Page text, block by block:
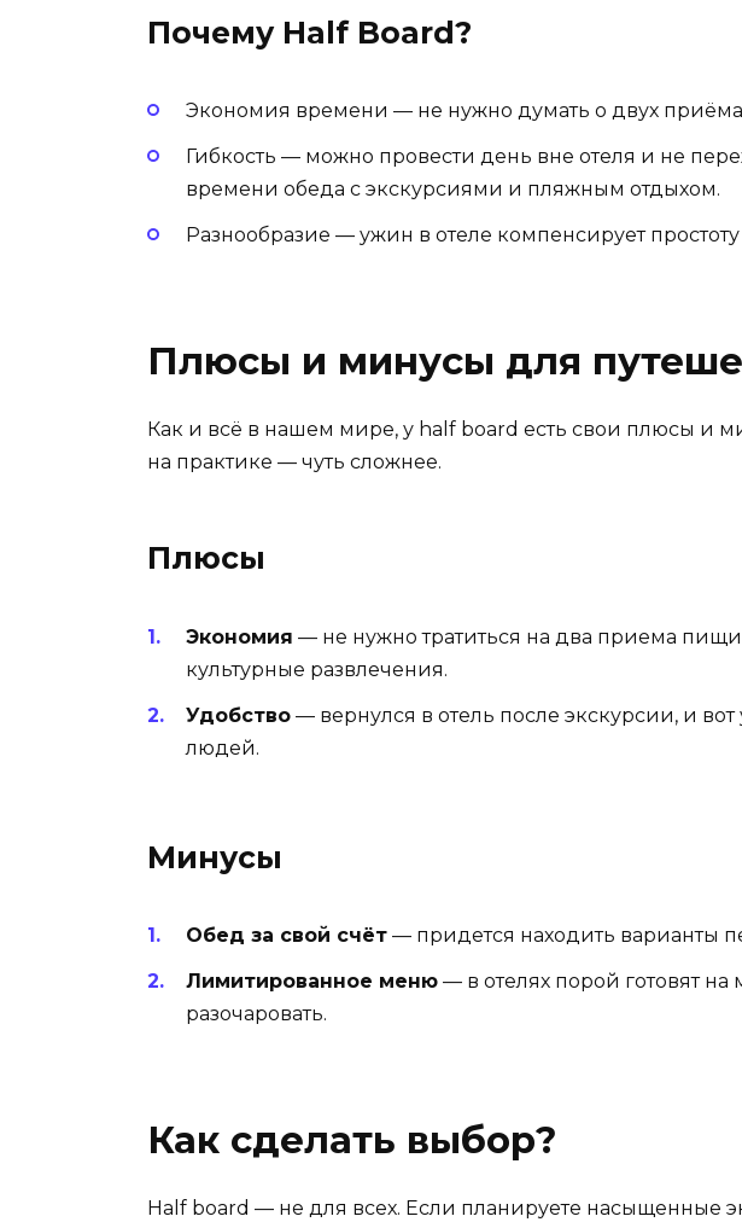
Почему Half Board?
Экономия времени — не нужно думать о двух
Гибкость — можно провести день вне отеля и не
времени обеда с экскурсиями и пляжным отдыхом.
Разнообразие — ужин в отеле компенсирует
Плюсы и минусы для
Как и всё в нашем мире, у half board есть свои плюсы и
на практике — чуть сложнее.
Плюсы
Экономия — не нужно тратиться на два приема
культурные развлечения.
Удобство — вернулся в отель после экскурсии, и
людей.
Минусы
Обед за свой счёт — придется находить варианты
Лимитированное меню — в отелях порой готовят на
разочаровать.
Как сделать выбор?
Half board — не для всех. Если планируете насыщенные